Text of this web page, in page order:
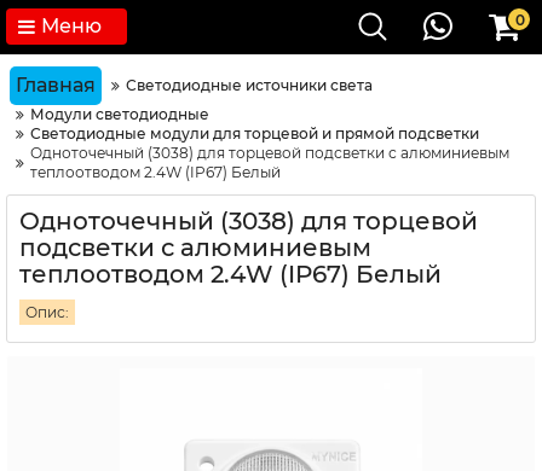
Меню 0
Главная
Светодиодные источники света
Модули светодиодные
Светодиодные модули для торцевой и прямой подсветки
Одноточечный (3038) для торцевой подсветки с алюминиевым
теплоотводом 2.4W (IP67) Белый
Одноточечный (3038) для торцевой
подсветки с алюминиевым
теплоотводом 2.4W (IP67) Белый
Опис: